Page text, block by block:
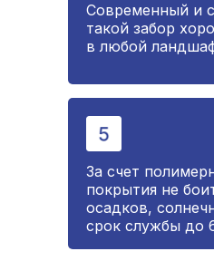
За счет
покрытия не
осадков,
срок службы до
Современный и
такой забор
в любой